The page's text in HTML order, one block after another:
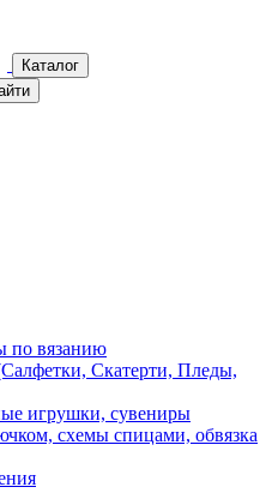
Каталог
по вязанию
Скатерти, Пледы,
игрушки, сувениры
схемы спицами, обвязка